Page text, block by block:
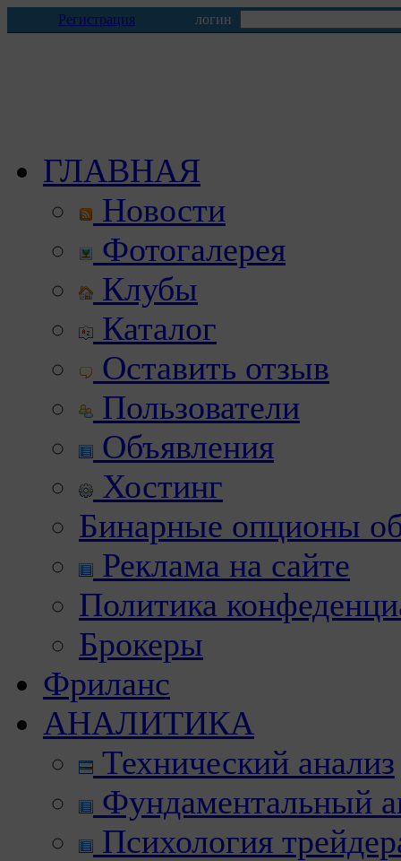
Регистрация логин
ГЛАВНАЯ
Новости
Фотогалерея
Клубы
Каталог
Оставить отзыв
Пользователи
Объявления
Хостинг
Бинарные опционы
Реклама на сайте
Политика
Брокеры
Фриланс
АНАЛИТИКА
Технический анализ
Фундаментальный
Психология